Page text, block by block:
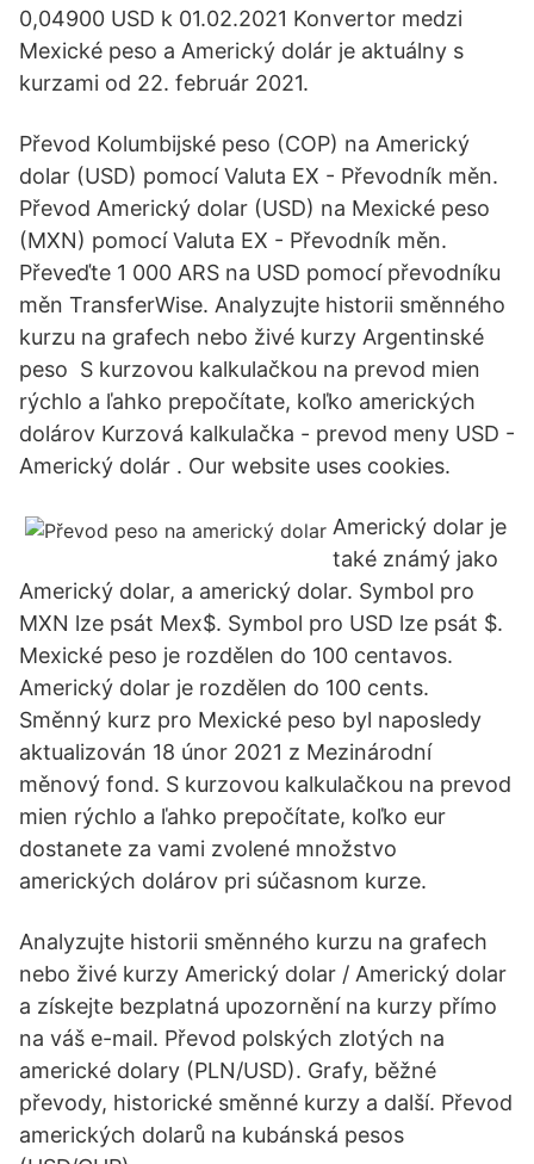
0,04900 USD k 01.02.2021 Konvertor medzi
Mexické peso a Americký dolár je aktuálny s
kurzami od 22. február 2021.
Převod Kolumbijské peso (COP) na Americký
dolar (USD) pomocí Valuta EX - Převodník měn.
Převod Americký dolar (USD) na Mexické peso
(MXN) pomocí Valuta EX - Převodník měn.
Převeďte 1 000 ARS na USD pomocí převodníku
měn TransferWise. Analyzujte historii směnného
kurzu na grafech nebo živé kurzy Argentinské
peso S kurzovou kalkulačkou na prevod mien
rýchlo a ľahko prepočítate, koľko amerických
dolárov Kurzová kalkulačka - prevod meny USD -
Americký dolár . Our website uses cookies.
Americký dolar je
také známý jako
Americký dolar, a americký dolar. Symbol pro
MXN lze psát Mex$. Symbol pro USD lze psát $.
Mexické peso je rozdělen do 100 centavos.
Americký dolar je rozdělen do 100 cents.
Směnný kurz pro Mexické peso byl naposledy
aktualizován 18 únor 2021 z Mezinárodní
měnový fond. S kurzovou kalkulačkou na prevod
mien rýchlo a ľahko prepočítate, koľko eur
dostanete za vami zvolené množstvo
amerických dolárov pri súčasnom kurze.
Analyzujte historii směnného kurzu na grafech
nebo živé kurzy Americký dolar / Americký dolar
a získejte bezplatná upozornění na kurzy přímo
na váš e-mail. Převod polských zlotých na
americké dolary (PLN/USD). Grafy, běžné
převody, historické směnné kurzy a další. Převod
amerických dolarů na kubánská pesos